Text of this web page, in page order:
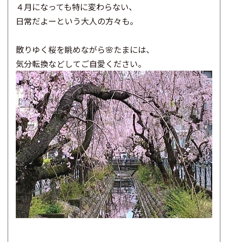
４月になっても特に変わらない、
日常だよーという大人の方々も。
散りゆく桜を眺めながら🌸たまには、
気分転換などしてご自愛ください。